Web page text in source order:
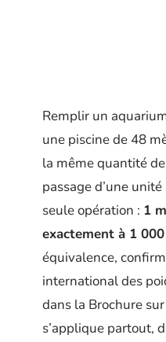
Remplir un
une piscine de 48
la même quantité
passage d’une
seule opération : 1
exactement à 1
équivalence,
international des
dans la Brochure
s’applique partout,